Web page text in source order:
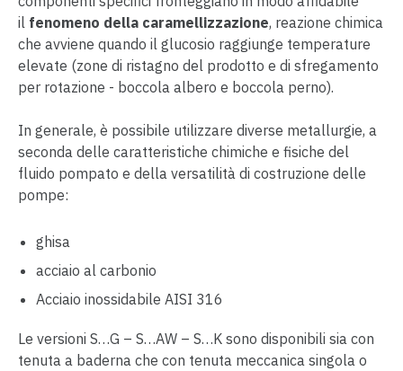
il fenomeno della caramellizzazione, reazione chimica
che avviene quando il glucosio raggiunge temperature
elevate (zone di ristagno del prodotto e di sfregamento
per rotazione - boccola albero e boccola perno).
In generale, è possibile utilizzare diverse metallurgie, a
seconda delle caratteristiche chimiche e fisiche del
fluido pompato e della versatilità di costruzione delle
pompe:
ghisa
acciaio al carbonio
Acciaio inossidabile AISI 316
Le versioni S…G – S…AW – S…K sono disponibili sia con
tenuta a baderna che con tenuta meccanica singola o